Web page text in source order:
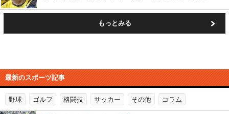
もっとみる
最新のスポーツ記事
野球 ゴルフ 格闘技 サッカー その他 コラム